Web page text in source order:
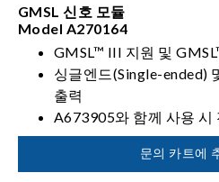
GMSL 신호 모듈
Model A270164
GMSL™ III 지원 및
싱글엔드(Single-ended)
출력
A673905와 함께 사용 시
트 시스템 구성 가능
Lane Rate 설정: 3/6/12
문의 카트에